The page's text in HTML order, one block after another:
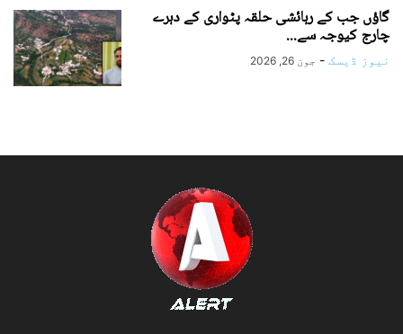
گاؤں جب کے رہائشی حلقہ پٹواری کے دہرے
چارج کیوجہ سے...
نیوز ڈیسک - جون 26, 2026